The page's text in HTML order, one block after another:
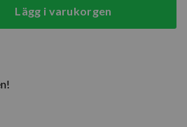
Lägg i varukorgen